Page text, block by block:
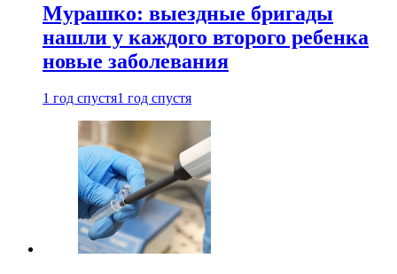
Мурашко: выездные бригады
нашли у каждого второго ребенка
новые заболевания
1 год спустя1 год спустя